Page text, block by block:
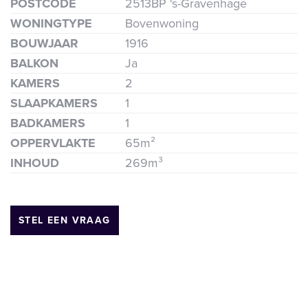
POSTCODE
2513BP 's-Gravenhage
WONINGTYPE
Bovenwoning
BOUWJAAR
1916
BALKON
Ja
KAMERS
2
SLAAPKAMERS
1
BADKAMERS
1
OPPERVLAKTE
65m²
INHOUD
269m³
STEL EEN VRAAG